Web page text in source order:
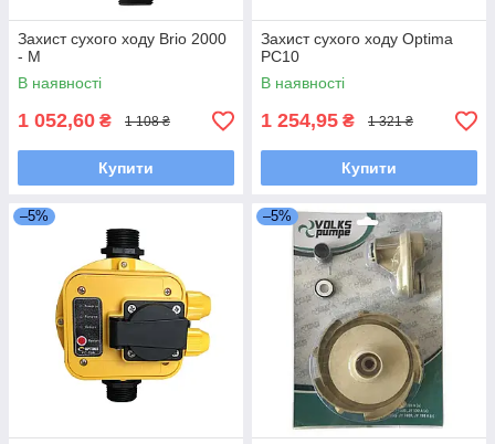
Захист сухого ходу Brio 2000
- М
В наявності
1 052,60 ₴ 1 108 ₴
Купити
Захист сухого ходу Optima
PC10
В наявності
1 254,95 ₴ 1 321 ₴
Купити
–5% –5%